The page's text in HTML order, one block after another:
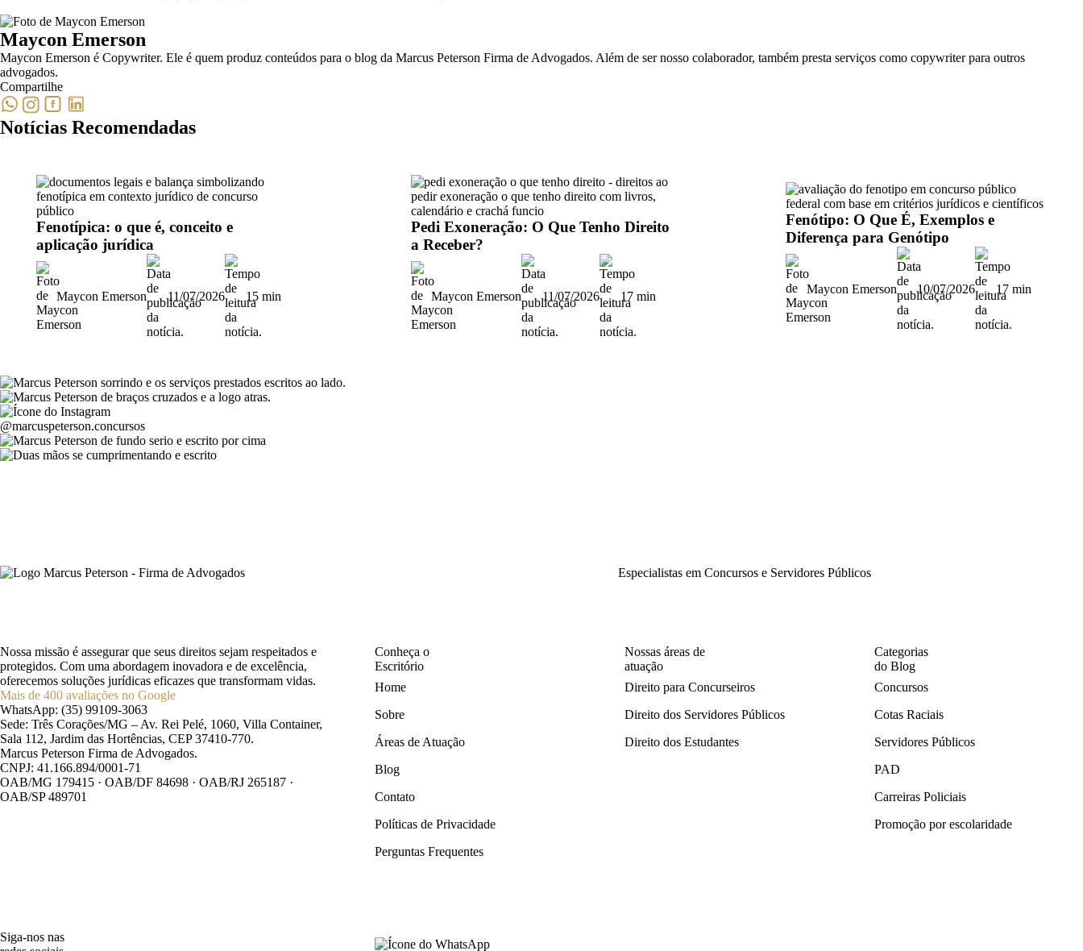
Maycon Emerson
Maycon Emerson é Copywriter. Ele é quem produz conteúdos para o blog da Marcus Peterson Firma de Advogados. Além de ser nosso colaborador, também presta serviços como copywriter para outros
advogados.
Compartilhe
Notícias Recomendadas
Fenotípica: o que é, conceito e
aplicação jurídica
Maycon Emerson 11/07/2026 15 min
Pedi Exoneração: O Que Tenho Direito
a Receber?
Maycon Emerson 11/07/2026 17 min
Fenótipo: O Que É, Exemplos e
Diferença para Genótipo
Maycon Emerson 10/07/2026 17 min
@marcuspeterson.concursos
Especialistas em Concursos e Servidores Públicos
Nossa missão é assegurar que seus direitos sejam respeitados e
protegidos. Com uma abordagem inovadora e de excelência,
oferecemos soluções jurídicas eficazes que transformam vidas.
Mais de 400 avaliações no Google
WhatsApp: (35) 99109-3063
Sede: Três Corações/MG – Av. Rei Pelé, 1060, Villa Container,
Sala 112, Jardim das Hortências, CEP 37410-770.
Marcus Peterson Firma de Advogados.
CNPJ: 41.166.894/0001-71
OAB/MG 179415 · OAB/DF 84698 · OAB/RJ 265187 ·
OAB/SP 489701
Conheça o
Escritório
Home
Sobre
Áreas de Atuação
Blog
Contato
Políticas de Privacidade
Perguntas Frequentes
Nossas áreas de
atuação
Direito para Concurseiros
Direito dos Servidores Públicos
Direito dos Estudantes
Categorias
do Blog
Concursos
Cotas Raciais
Servidores Públicos
PAD
Carreiras Policiais
Promoção por escolaridade
Siga-nos nas